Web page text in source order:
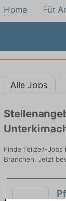
Home Für
Alle Jobs
Finde Teilzeit-Jobs
Branchen. Jetzt